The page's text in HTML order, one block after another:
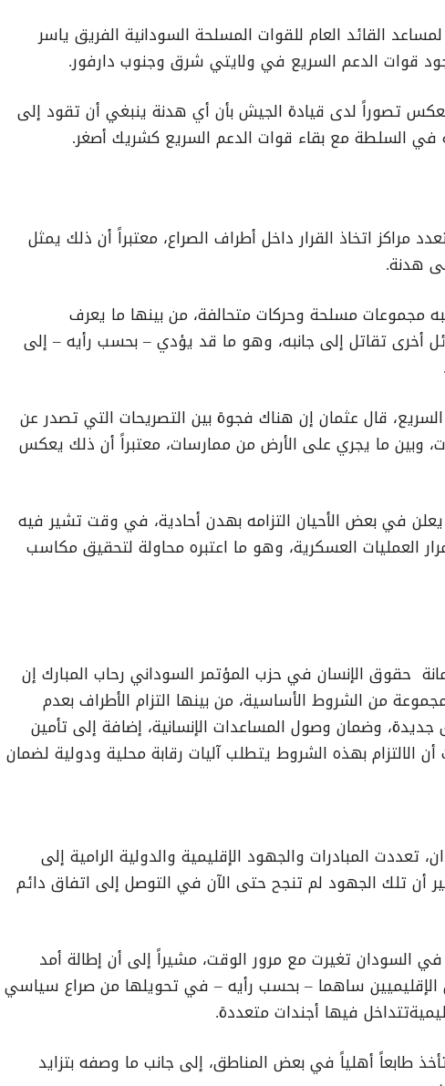
القائد العام للقوات المسلحة السودانية الفريق ياسر
قوات الدعم السريع في ولايتي شرق وجنوب دارفور.
تصوراً لدى قيادة الجيش بأن أي هدنة ينبغي أن تقود إلى
في السلطة مع بقاء قوات الدعم السريع كشريك أصغر.
مراكز اتخاذ القرار داخل أطراف الصراع، معتبراً أن ذلك يمثل
هدنة.
مجموعات مسلحة وحركات متحالفة، من بينها ما يعرف
أخرى تقاتل إلى جانبه، وهو ما قد يؤدي – بحسب رأيه – إلى
قال عثمان إن هناك فجوة بين التصريحات التي تصدر عن
وبين ما يجري على الأرض من ممارسات، معتبراً أن ذلك يعكس
في بعض الأحيان التزامه بهدن أحادية، في وقت تشير فيه
العمليات العسكرية، وهو ما اعتبره محاولة لتحقيق مكاسب
حقوق الإنسان في حزب المؤتمر السوداني رحاب المبارك إن
من الشروط الأساسية، من بينها التزام الأطراف بعدم
وضمان وصول المساعدات الإنسانية، إضافة إلى تأمين
الالتزام بهذه الشروط يتطلب آليات رقابة محلية ودولية لضمان
تعددت المبادرات والجهود الإقليمية والدولية الرامية إلى
أن تلك الجهود لم تنجح حتى الآن في التوصل إلى اتفاق دائم
السودان تغيرت مع مرور الوقت، مشيراً إلى أن إطالة أمد
الإقليميين ساهما – بحسب رأيه – في تحويلها من صراع سياسي
فيها أجندات متعددة.
طابعاً أهلياً في بعض المناطق، إلى جانب ما وصفه بتزايد